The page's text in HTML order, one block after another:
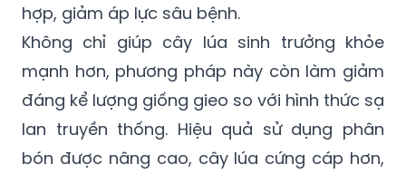
hợp, giảm áp lực sâu bệnh.
Không chỉ giúp cây lúa sinh trưởng khỏe
mạnh hơn, phương pháp này còn làm giảm
đáng kể lượng giống gieo so với hình thức sạ
lan truyền thống. Hiệu quả sử dụng phân
bón được nâng cao, cây lúa cứng cáp hơn,